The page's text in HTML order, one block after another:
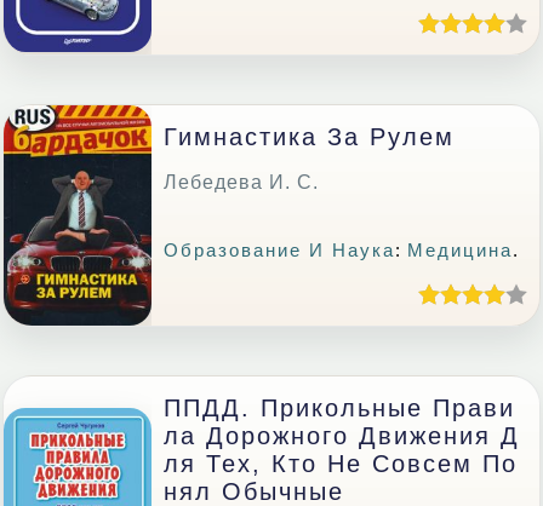
Гимнастика За Рулем
Лебедева И. С.
Образование И Наука: Медицина.
ППДД. Прикольные Прави
Ла Дорожного Движения Д
Ля Тех, Кто Не Совсем По
Нял Обычные